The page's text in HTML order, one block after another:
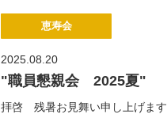
恵寿会
2025.08.20
"職員懇親会 2025夏"
拝啓 残暑お見舞い申し上げます